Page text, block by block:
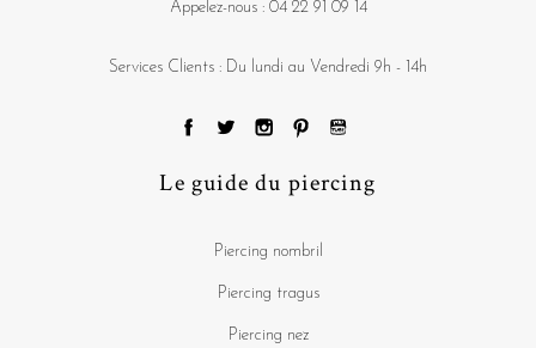
Appelez-nous : 04 22 91 09 14
Services Clients : Du lundi au Vendredi 9h - 14h
Le guide du piercing
Piercing nombril
Piercing tragus
Piercing nez